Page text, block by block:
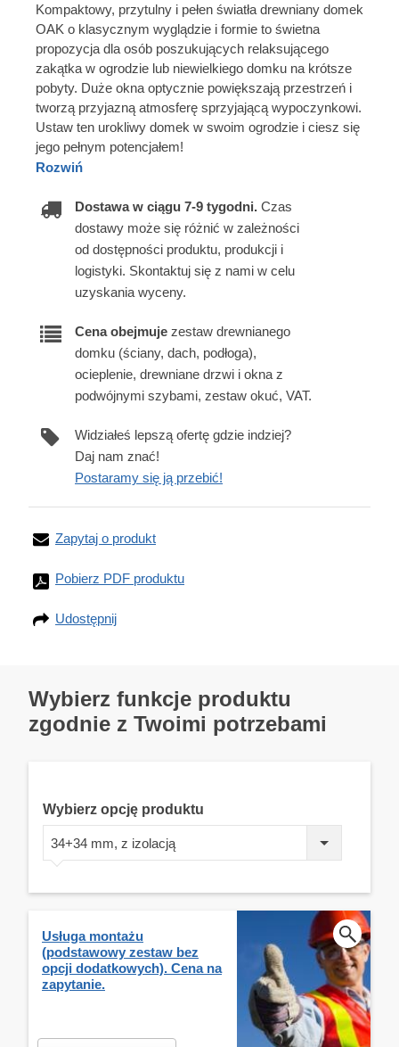
Kompaktowy, przytulny i pełen światła drewniany domek
OAK o klasycznym wyglądzie i formie to świetna
propozycja dla osób poszukujących relaksującego
zakątka w ogrodzie lub niewielkiego domku na krótsze
pobyty. Duże okna optycznie powiększają przestrzeń i
tworzą przyjazną atmosferę sprzyjającą wypoczynkowi.
Ustaw ten urokliwy domek w swoim ogrodzie i ciesz się
jego pełnym potencjałem!
Rozwiń
Dostawa w ciągu 7-9 tygodni. Czas
dostawy może się różnić w zależności
od dostępności produktu, produkcji i
logistyki. Skontaktuj się z nami w celu
uzyskania wyceny.
Cena obejmuje zestaw drewnianego
domku (ściany, dach, podłoga),
ocieplenie, drewniane drzwi i okna z
podwójnymi szybami, zestaw okuć, VAT.
Widziałeś lepszą ofertę gdzie indziej?
Daj nam znać!
Postaramy się ją przebić!
Zapytaj o produkt
Pobierz PDF produktu
Udostępnij
Wybierz funkcje produktu
zgodnie z Twoimi potrzebami
Wybierz opcję produktu
34+34 mm, z izolacją
Usługa montażu
(podstawowy zestaw bez
opcji dodatkowych). Cena na
zapytanie.